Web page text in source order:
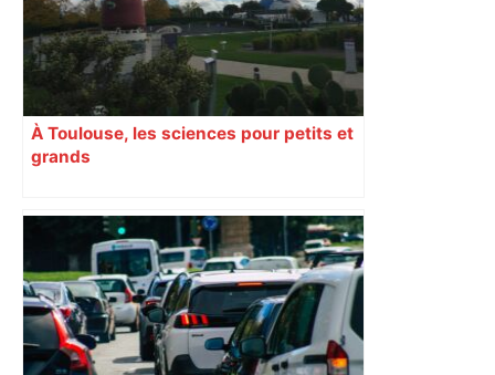
À Toulouse, les sciences pour petits et
grands